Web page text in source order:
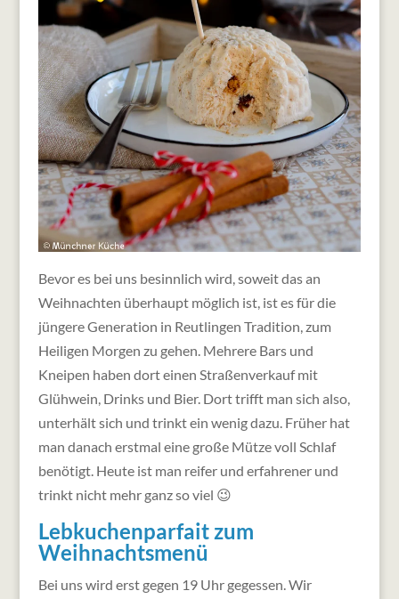
Bevor es bei uns besinnlich wird, soweit das an
Weihnachten überhaupt möglich ist, ist es für die
jüngere Generation in Reutlingen Tradition, zum
Heiligen Morgen zu gehen. Mehrere Bars und
Kneipen haben dort einen Straßenverkauf mit
Glühwein, Drinks und Bier. Dort trifft man sich also,
unterhält sich und trinkt ein wenig dazu. Früher hat
man danach erstmal eine große Mütze voll Schlaf
benötigt. Heute ist man reifer und erfahrener und
trinkt nicht mehr ganz so viel 😉
Lebkuchenparfait zum
Weihnachtsmenü
Bei uns wird erst gegen 19 Uhr gegessen. Wir